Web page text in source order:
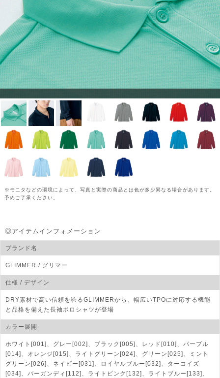
※モニタなどの環境によって、写真と実際の商品とは色が多少異なる場合があります。
予めご了承ください。
◎アイテムインフォメーション
ブランド名
GLIMMER / グリマー
仕様 / デザイン
DRY素材で高い信頼を誇るGLIMMERから、幅広いTPOに対応する機能
と品格を備えた長袖ポロシャツが登場
カラー展開
ホワイト[001]、グレー[002]、ブラック[005]、レッド[010]、パープル
[014]、オレンジ[015]、ライトグリーン[024]、グリーン[025]、ミント
グリーン[026]、ネイビー[031]、ロイヤルブルー[032]、ターコイズ
[034]、バーガンディ[112]、ライトピンク[132]、ライトブルー[133]、